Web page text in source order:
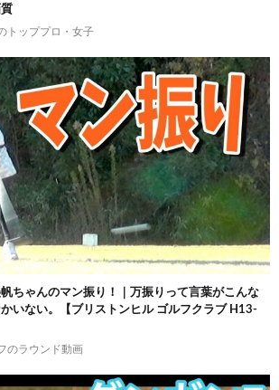
トッププロ・女子
帆ちゃんのマン振り！｜万振りって言葉がこんな
いない。【ブリストンヒル ゴルフクラブ H13-
のラウンド動画